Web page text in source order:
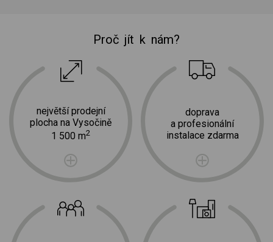
Proč jít k nám?
největší prodejní
plocha na Vysočině
1 500 m2
doprava
a profesionální
instalace zdarma